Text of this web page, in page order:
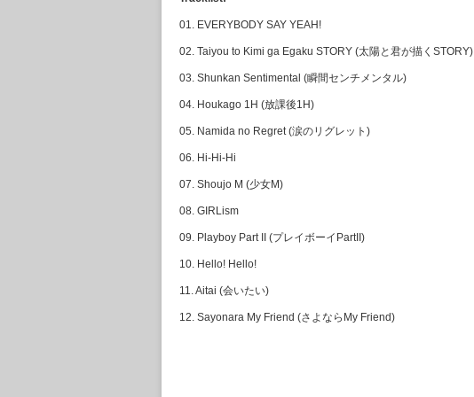
01. EVERYBODY SAY YEAH!
02. Taiyou to Kimi ga Egaku STORY (太陽と君が描くSTORY)
03. Shunkan Sentimental (瞬間センチメンタル)
04. Houkago 1H (放課後1H)
05. Namida no Regret (涙のリグレット)
06. Hi-Hi-Hi
07. Shoujo M (少女M)
08. GIRLism
09. Playboy Part II (プレイボーイPartII)
10. Hello! Hello!
11. Aitai (会いたい)
12. Sayonara My Friend (さよならMy Friend)